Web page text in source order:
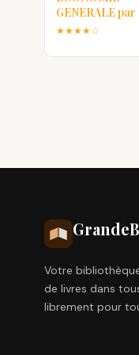
GENERALE par
L.OUJAROU
★★★★☆
Grande
Votre
de livres dans
librement pour